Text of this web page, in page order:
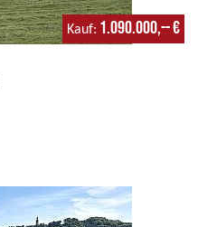
Kauf 1.090.000,-- €